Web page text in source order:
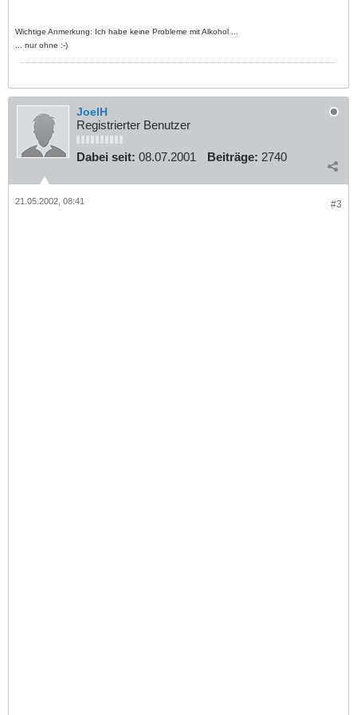
Wichtige Anmerkung: Ich habe keine Probleme mit Alkohol ...
... nur ohne :-)
JoelH
Registrierter Benutzer
Dabei seit: 08.07.2001 Beiträge: 2740
#3
21.05.2002, 08:41